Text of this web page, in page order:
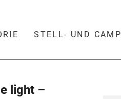
STELL- UND
light –